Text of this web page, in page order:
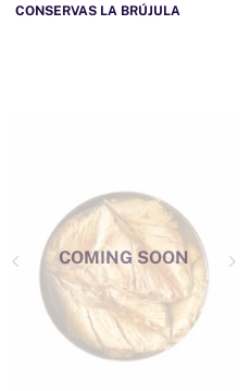
CONSERVAS LA BRÚJULA
COMING SOON